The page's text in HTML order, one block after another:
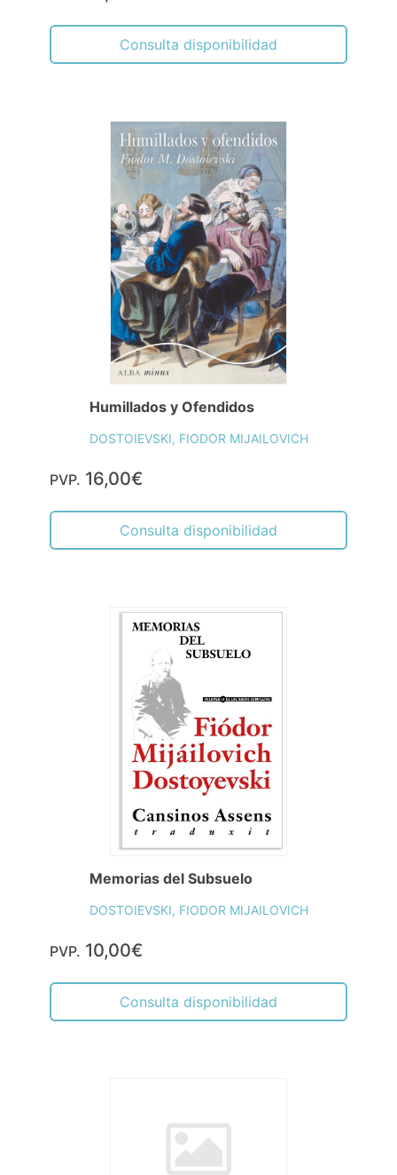
Consulta disponibilidad
Humillados y Ofendidos
DOSTOIEVSKI, FIODOR MIJAILOVICH
PVP. 16,00€
Consulta disponibilidad
Memorias del Subsuelo
DOSTOIEVSKI, FIODOR MIJAILOVICH
PVP. 10,00€
Consulta disponibilidad